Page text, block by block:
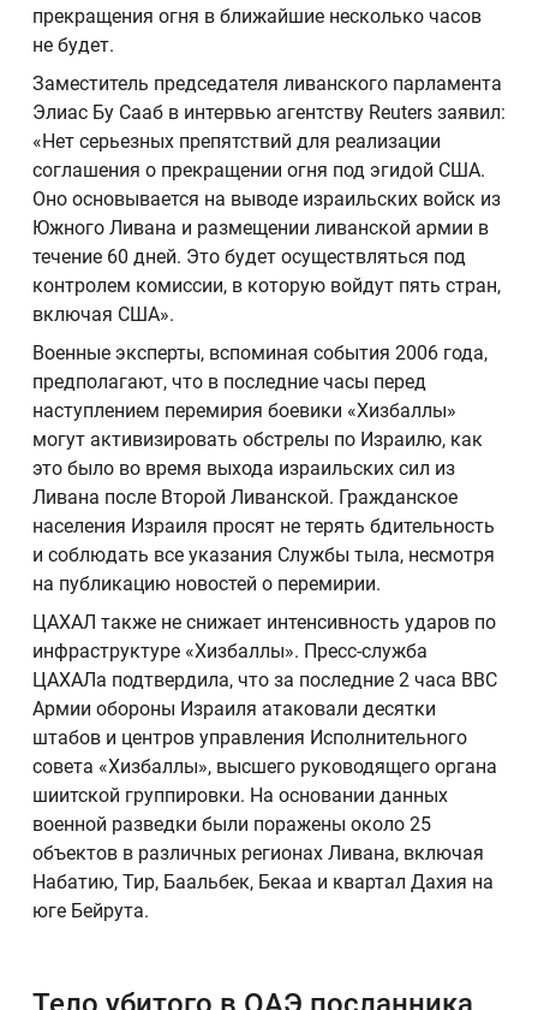
прекращения огня в ближайшие несколько часов
не будет.
Заместитель председателя ливанского парламента
Элиас Бу Сааб в интервью агентству Reuters заявил:
«Нет серьезных препятствий для реализации
соглашения о прекращении огня под эгидой США.
Оно основывается на выводе израильских войск из
Южного Ливана и размещении ливанской армии в
течение 60 дней. Это будет осуществляться под
контролем комиссии, в которую войдут пять стран,
включая США».
Военные эксперты, вспоминая события 2006 года,
предполагают, что в последние часы перед
наступлением перемирия боевики «Хизбаллы»
могут активизировать обстрелы по Израилю, как
это было во время выхода израильских сил из
Ливана после Второй Ливанской. Гражданское
населения Израиля просят не терять бдительность
и соблюдать все указания Службы тыла, несмотря
на публикацию новостей о перемирии.
ЦАХАЛ также не снижает интенсивность ударов по
инфраструктуре «Хизбаллы». Пресс-служба
ЦАХАЛа подтвердила, что за последние 2 часа ВВС
Армии обороны Израиля атаковали десятки
штабов и центров управления Исполнительного
совета «Хизбаллы», высшего руководящего органа
шиитской группировки. На основании данных
военной разведки были поражены около 25
объектов в различных регионах Ливана, включая
Набатию, Тир, Баальбек, Бекаа и квартал Дахия на
юге Бейрута.